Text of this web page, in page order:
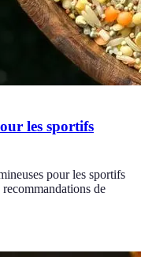
les sportifs
pour les sportifs
de